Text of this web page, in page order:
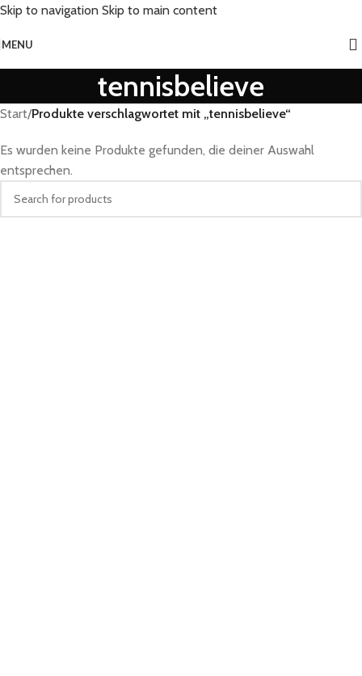
Skip to navigation Skip to main content
MENU
tennisbelieve
Start/Produkte verschlagwortet mit „tennisbelieve“
Es wurden keine Produkte gefunden, die deiner Auswahl
entsprechen.